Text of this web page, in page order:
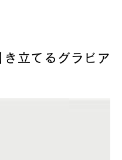
立てるグラビア